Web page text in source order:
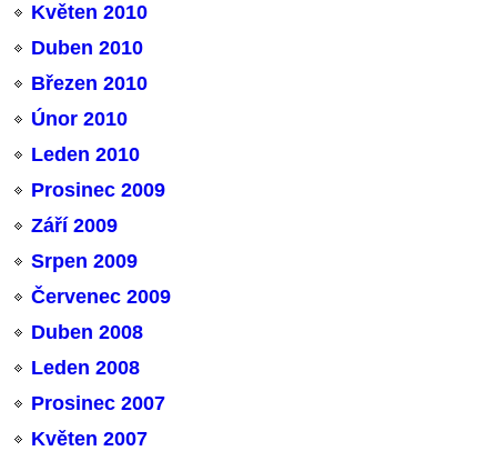
Květen 2010
Duben 2010
Březen 2010
Únor 2010
Leden 2010
Prosinec 2009
Září 2009
Srpen 2009
Červenec 2009
Duben 2008
Leden 2008
Prosinec 2007
Květen 2007